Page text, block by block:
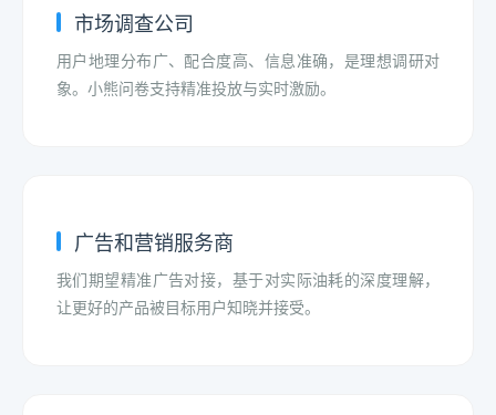
市场调查公司
用户地理分布广、配合度高、信息准确，是理想调研对
象。小熊问卷支持精准投放与实时激励。
广告和营销服务商
我们期望精准广告对接，基于对实际油耗的深度理解，
让更好的产品被目标用户知晓并接受。